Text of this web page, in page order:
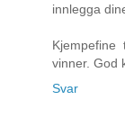
innlegga
vinner. God
Svar